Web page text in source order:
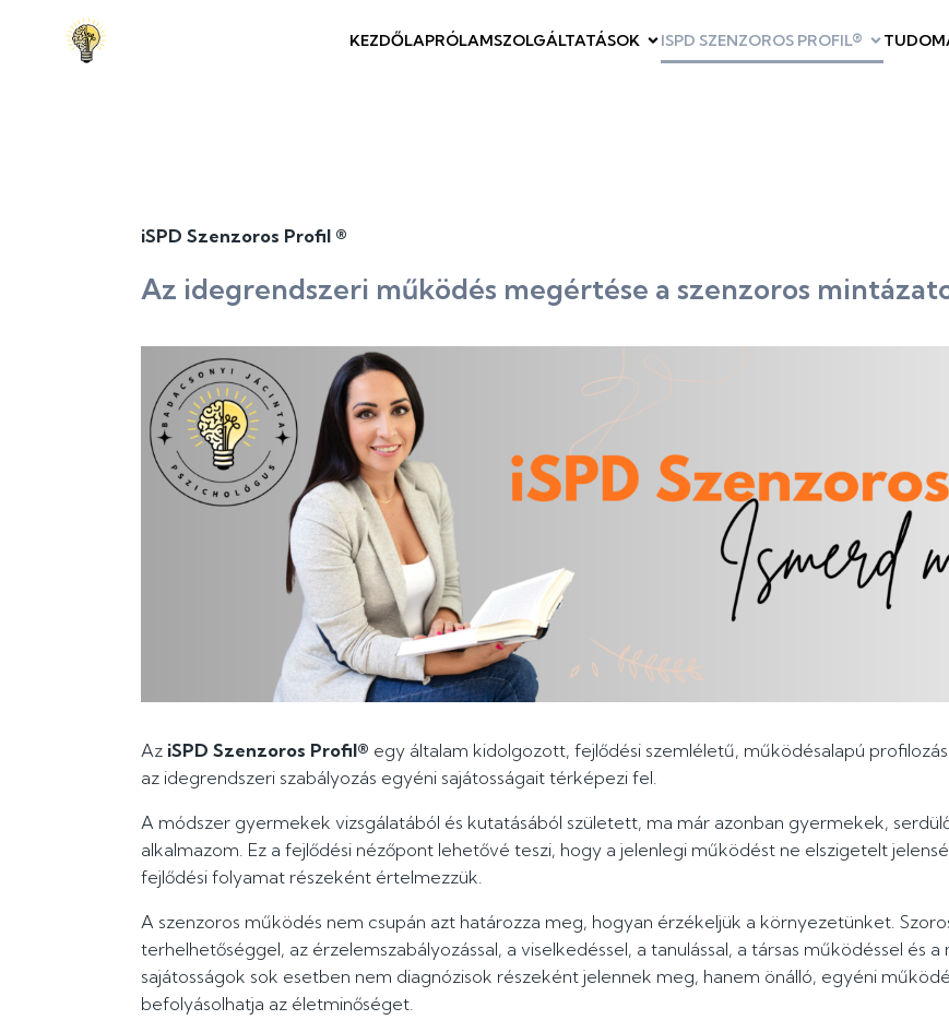
KEZDŐLAPRÓLAMSZOLGÁLTATÁSOK ISPD SZENZOROS PROFIL®
iSPD Szenzoros Profil ®
Az idegrendszeri működés megértése a szenzoros
Az iSPD Szenzoros Profil® egy általam kidolgozott, fejlődési szemléletű, működésalapú
az idegrendszeri szabályozás egyéni sajátosságait térképezi fel.
A módszer gyermekek vizsgálatából és kutatásából született, ma már azonban gyermekek,
alkalmazom. Ez a fejlődési nézőpont lehetővé teszi, hogy a jelenlegi működést ne elszigetelt
fejlődési folyamat részeként értelmezzük.
A szenzoros működés nem csupán azt határozza meg, hogyan érzékeljük a környezetünket.
terhelhetőséggel, az érzelemszabályozással, a viselkedéssel, a tanulással, a társas működéssel és
sajátosságok sok esetben nem diagnózisok részeként jelennek meg, hanem önálló, egyéni
befolyásolhatja az életminőséget.